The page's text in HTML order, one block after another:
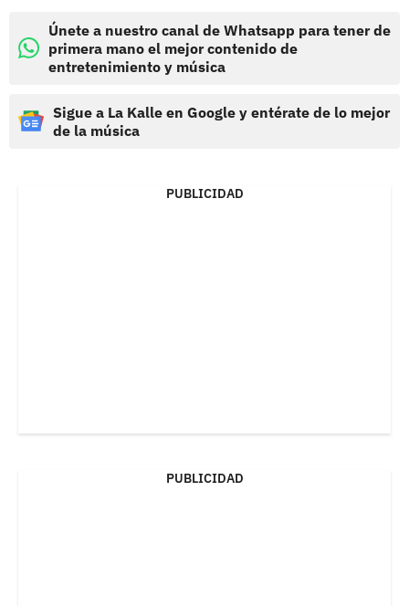
Únete a nuestro canal de Whatsapp para tener de
primera mano el mejor contenido de
entretenimiento y música
Sigue a La Kalle en Google y entérate de lo mejor
de la música
PUBLICIDAD
PUBLICIDAD